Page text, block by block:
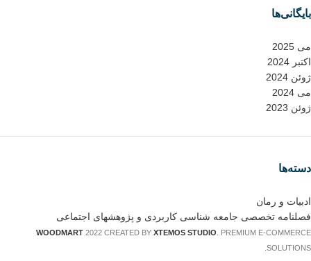
بایگانی‌ها
می 2025
اکتبر 2024
ژوئن 2024
می 2024
ژوئن 2023
دسته‌ها
ادبیات و رمان
فصلنامه تخصصی جامعه شناسی کاربردی و پژوهشهای اجتماعی
WOODMART 2022 CREATED BY XTEMOS STUDIO . PREMIUM E-COMMERCE
SOLUTIONS.